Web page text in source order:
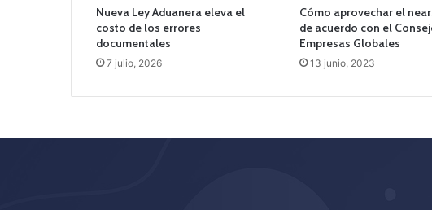
Nueva Ley Aduanera eleva el
costo de los errores
documentales
7 julio, 2026
Cómo aprovechar el
de acuerdo con el
Empresas Globales
13 junio, 2023